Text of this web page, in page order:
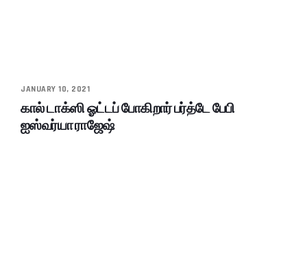
JANUARY 10, 2021
கால் டாக்ஸி ஓட்டப் போகிறார் பர்த்டே பேபி
ஐஸ்வர்யா ராஜேஷ்